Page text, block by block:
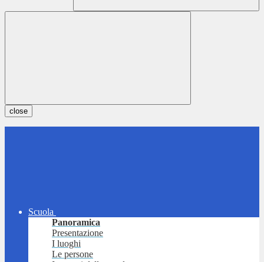
close
Scuola
Panoramica
Presentazione
I luoghi
Le persone